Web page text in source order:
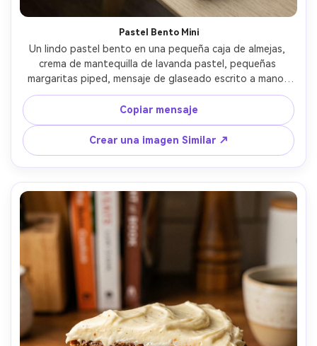
Pastel Bento Mini
Un lindo pastel bento en una pequeña caja de almejas,
crema de mantequilla de lavanda pastel, pequeñas
margaritas piped, mensaje de glaseado escrito a mano,
cuchara en miniatura y servilleta al lado, mesa brillante
limpia, luz de ventana suave, disparada en Sony A7C,
lente de 35 mm, f/2.0, plano de arriba abajo, estética
social fotorealista y de moda- -ar 4:5
Copiar mensaje
Crear una imagen Similar ↗